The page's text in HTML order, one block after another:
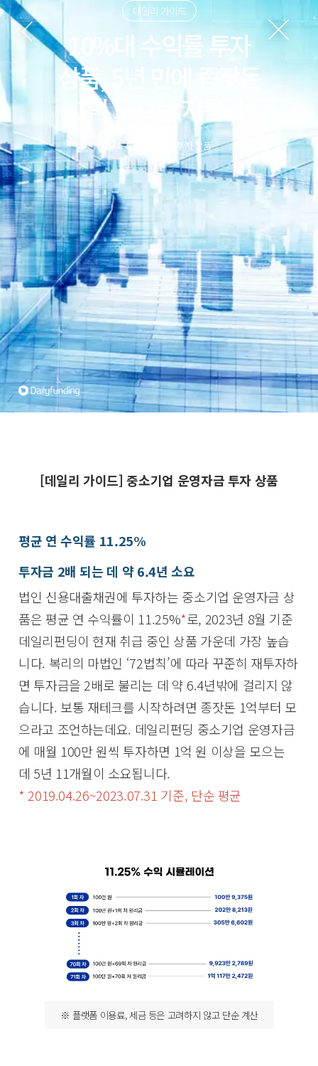
데일리 가이드
10%대 수익률 투자
상품, 5년 만에 종잣돈
1억 모으는 지름길
중소기업 운영자금 투자 상품
[데일리 가이드] 중소기업 운영자금 투자 상품
평균 연 수익률 11.25%
투자금 2배 되는 데 약 6.4년 소요
법인 신용대출채권에 투자하는 중소기업 운영자금 상
품은 평균 연 수익률이 11.25%*로, 2023년 8월 기준
데일리펀딩이 현재 취급 중인 상품 가운데 가장 높습
니다. 복리의 마법인 ‘72법칙’에 따라 꾸준히 재투자하
면 투자금을 2배로 불리는 데 약 6.4년밖에 걸리지 않
습니다. 보통 재테크를 시작하려면 종잣돈 1억부터 모
으라고 조언하는데요. 데일리펀딩 중소기업 운영자금
에 매월 100만 원씩 투자하면 1억 원 이상을 모으는
데 5년 11개월이 소요됩니다.
* 2019.04.26~2023.07.31 기준, 단순 평균
※ 플랫폼 이용료, 세금 등은 고려하지 않고 단순 계산